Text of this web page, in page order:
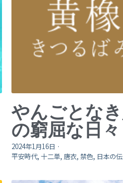
やんごとな
の窮屈な日々
2024年1月16日 ·
平安時代, 十二単, 唐衣, 禁色, 日本の